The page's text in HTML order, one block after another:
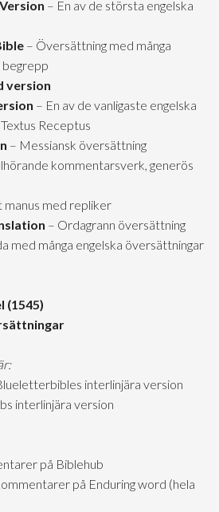
– En av de största engelska
– Översättning med många
version
– En av de vanligaste engelska
Receptus
– Messiansk översättning
kommentarsverk, generös
manus med repliker
– Ordagrann översättning
med många engelska översättningar
(1545)
interlinjära version
interlinjära version
på Biblehub
på Enduring word (hela